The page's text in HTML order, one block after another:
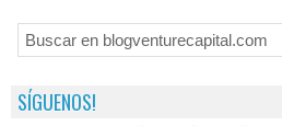
SÍGUENOS!